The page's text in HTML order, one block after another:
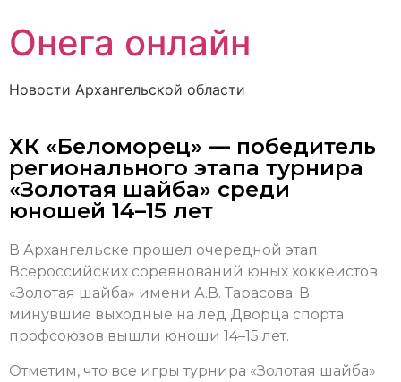
Онега онлайн
Новости Архангельской области
ХК «Беломорец» — победитель
регионального этапа турнира
«Золотая шайба» среди
юношей 14–15 лет
В Архангельске прошел очередной этап
Всероссийских соревнований юных хоккеистов
«Золотая шайба» имени А.В. Тарасова. В
минувшие выходные на лед Дворца спорта
профсоюзов вышли юноши 14–15 лет.
Отметим, что все игры турнира «Золотая шайба»